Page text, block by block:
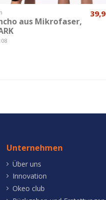
aus Mikrofaser,
Unternehmen
Über uns
Innovation
Okeo club